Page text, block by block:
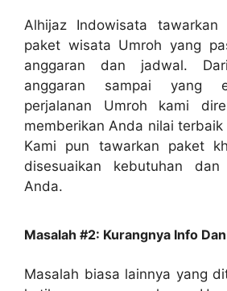
Alhijaz Indowisata tawarkan
paket wisata Umroh yang
anggaran dan jadwal.
anggaran sampai yang
perjalanan Umroh kami
memberikan Anda nilai
Kami pun tawarkan paket
disesuaikan kebutuhan
Anda.
Masalah #2: Kurangnya Info
Masalah biasa lainnya yang